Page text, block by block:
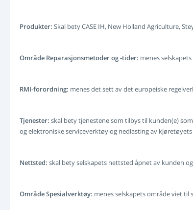
Produkter: Skal bety CASE IH, New Holland Agriculture,
Område Reparasjonsmetoder og -tider: menes
RMI-forordning: menes det sett av det europeiske
Tjenester: skal bety tjenestene som tilbys til kunden(e)
og elektroniske serviceverktøy og nedlasting av
Nettsted: skal bety selskapets nettsted åpnet av kunden
Område Spesialverktøy: menes selskapets område viet